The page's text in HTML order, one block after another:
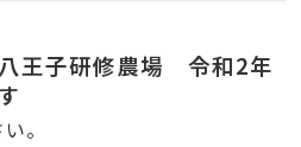
王子研修農場 令和2年
。